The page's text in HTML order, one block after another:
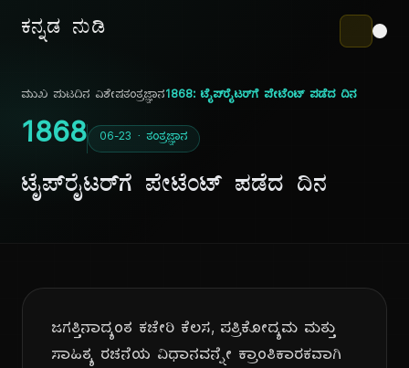
ಕನ್ನಡ ನುಡಿ
ಮುಖ ಪುಟದಿನ ವಿಶೇಷತಂತ್ರಜ್ಞಾನ1868: ಟೈಪ್‌ರೈಟರ್‌ಗೆ ಪೇಟೆಂಟ್ ಪಡೆದ ದಿನ
1868 06-23 · ತಂತ್ರಜ್ಞಾನ
ಟೈಪ್‌ರೈಟರ್‌ಗೆ ಪೇಟೆಂಟ್ ಪಡೆದ ದಿನ
ಜಗತ್ತಿನಾದ್ಯಂತ ಕಚೇರಿ ಕೆಲಸ, ಪತ್ರಿಕೋದ್ಯಮ ಮತ್ತು
ಸಾಹಿತ್ಯ ರಚನೆಯ ವಿಧಾನವನ್ನೇ ಕ್ರಾಂತಿಕಾರಕವಾಗಿ